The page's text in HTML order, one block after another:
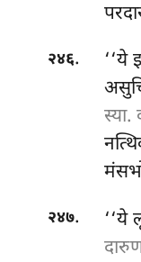
२४६. ‘‘ये
स्या.
२४७. ‘‘ये